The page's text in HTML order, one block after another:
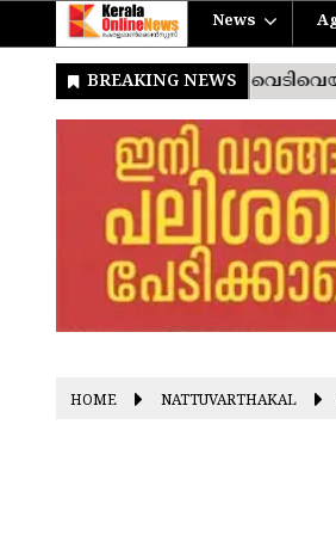
News
HOME NATTUVARTHAKAL